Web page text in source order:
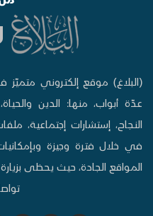
(البلاغ) موقع إلكتروني متميّز
عدّة أبواب، منها: الدين
النجاح، إستشارات إجتماعية،
في خلال فترة وجيزة
المواقع الجادة، حيث يحظى